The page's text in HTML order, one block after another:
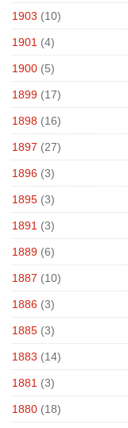
1903 (10)
1901 (4)
1900 (5)
1899 (17)
1898 (16)
1897 (27)
1896 (3)
1895 (3)
1891 (3)
1889 (6)
1887 (10)
1886 (3)
1885 (3)
1883 (14)
1881 (3)
1880 (18)